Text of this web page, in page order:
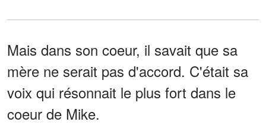
Mais dans son coeur, il savait que sa
mère ne serait pas d'accord. C'était sa
voix qui résonnait le plus fort dans le
coeur de Mike.